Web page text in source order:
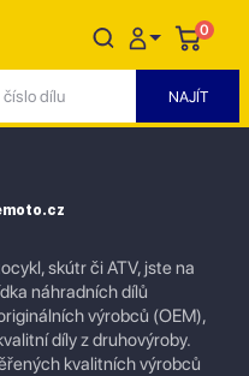
0
skútr či ATV, jste na
náhradních dílů
výrobců (OEM),
díly z druhovýroby.
kvalitních výrobců